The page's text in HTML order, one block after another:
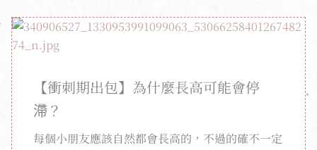
【衝刺期出包】為什麼長高可能會停
滯？
每個小朋友應該自然都會長高的，不過的確不一定